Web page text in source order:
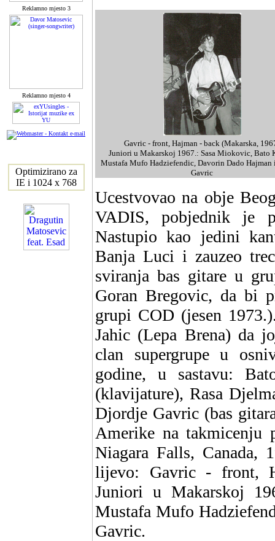
Reklamno mjesto 3
Reklamno mjesto 4
Optimizirano za
IE i 1024 x 768
Gavric - front, Hajman - back (Makarska,
Juniori u Makarskoj 1967.: Sasa Miokovic, Bato
Mustafa Mufo Hadziefendic, Davorin Dado
Gavric
Ucestvovao na obje
VADIS, pobjednik je
Nastupio kao jedini
Banja Luci i zauzeo
sviranja bas gitare u
Goran Bregovic, da bi
grupi COD (jesen
Jahic (Lepa Brena) da
clan supergrupe u
godine, u sastavu:
(klavijature), Rasa
Djordje Gavric (bas
Amerike na takmicenju
Niagara Falls, Canada,
lijevo: Gavric - front,
Juniori u Makarskoj
Mustafa Mufo
Gavric.